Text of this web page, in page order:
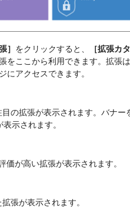
］ をクリックすると、 ［拡張カ
をここから利用できます。拡張
にアクセスできます。
の拡張が表示されます。バナ
示されます。
価が高い拡張が表示されます。
張が表示されます。